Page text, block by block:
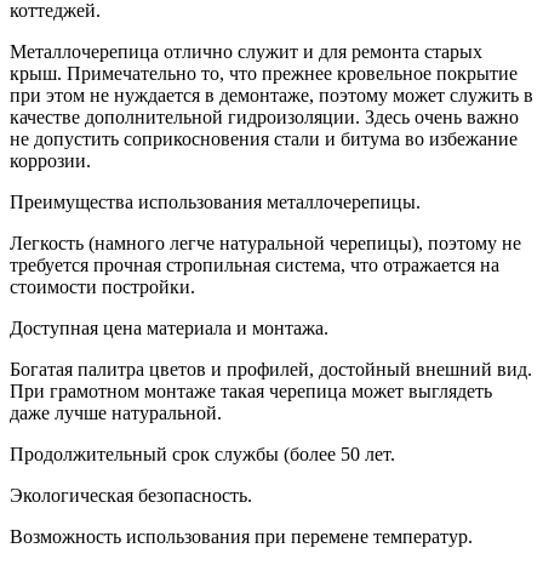
коттеджей.
Металлочерепица отлично служит и для ремонта старых
крыш. Примечательно то, что прежнее кровельное покрытие
при этом не нуждается в демонтаже, поэтому может служить в
качестве дополнительной гидроизоляции. Здесь очень важно
не допустить соприкосновения стали и битума во избежание
коррозии.
Преимущества использования металлочерепицы.
Легкость (намного легче натуральной черепицы), поэтому не
требуется прочная стропильная система, что отражается на
стоимости постройки.
Доступная цена материала и монтажа.
Богатая палитра цветов и профилей, достойный внешний вид.
При грамотном монтаже такая черепица может выглядеть
даже лучше натуральной.
Продолжительный срок службы (более 50 лет.
Экологическая безопасность.
Возможность использования при перемене температур.